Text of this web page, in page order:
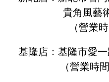
貴角風藝術營
（營業時間11
基隆店：基隆市愛一
（營業時